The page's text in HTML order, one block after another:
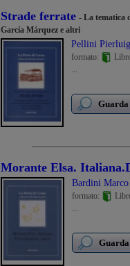
Strade ferrate - La tematica
García Márquez e altri
Pellini
formato:
...
Morante Elsa.
Bardini Marco
formato:
...